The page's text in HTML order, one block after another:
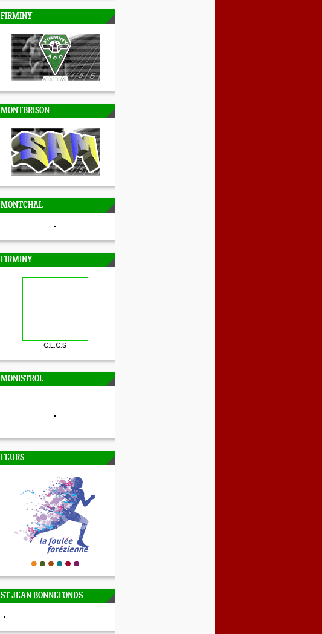
FIRMINY
MONTBRISON
MONTCHAL
FIRMINY
C.L.C.S
MONISTROL
FEURS
ST JEAN BONNEFONDS